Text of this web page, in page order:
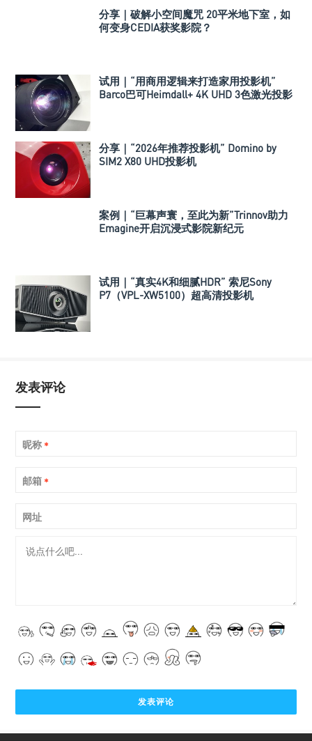
分享｜破解小空间魔咒 20平米地下室，如
何变身CEDIA获奖影院？
试用｜“用商用逻辑来打造家用投影机”
Barco巴可Heimdall+ 4K UHD 3色激光投影
分享｜“2026年推荐投影机” Domino by
SIM2 X80 UHD投影机
案例｜“巨幕声寰，至此为新”Trinnov助力
Emagine开启沉浸式影院新纪元
试用｜“真实4K和细腻HDR” 索尼Sony
P7（VPL-XW5100）超高清投影机
发表评论
昵称 *
邮箱 *
网址